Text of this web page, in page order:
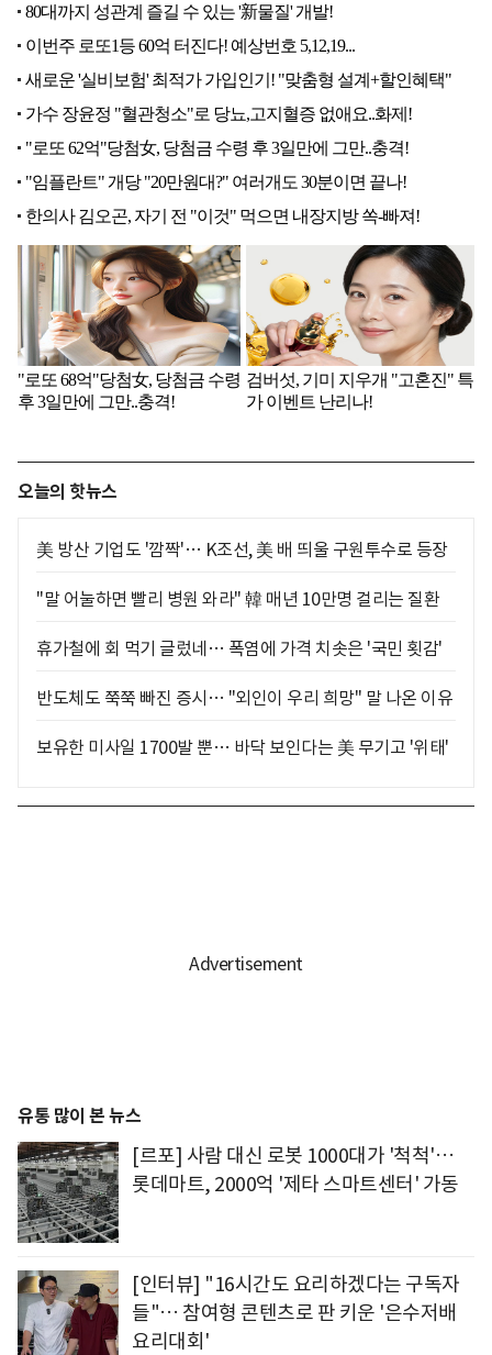
오늘의 핫뉴스
美 방산 기업도 '깜짝'… K조선, 美 배 띄울 구원투수로 등장
"말 어눌하면 빨리 병원 와라" 韓 매년 10만명 걸리는 질환
휴가철에 회 먹기 글렀네… 폭염에 가격 치솟은 '국민 횟감'
반도체도 쭉쭉 빠진 증시… "외인이 우리 희망" 말 나온 이유
보유한 미사일 1700발 뿐… 바닥 보인다는 美 무기고 '위태'
유통 많이 본 뉴스
[르포] 사람 대신 로봇 1000대가 '척척'…
롯데마트, 2000억 '제타 스마트센터' 가동
[인터뷰] "16시간도 요리하겠다는 구독자
들"… 참여형 콘텐츠로 판 키운 '은수저배
요리대회'